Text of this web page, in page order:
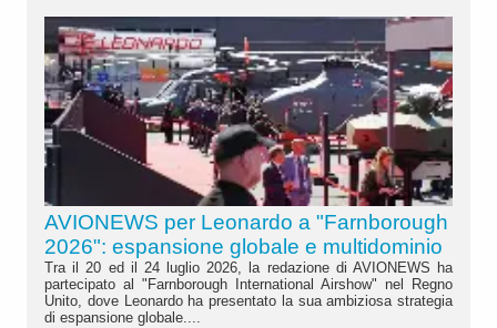
AVIONEWS per Leonardo a "Farnborough
2026": espansione globale e multidominio
Tra il 20 ed il 24 luglio 2026, la redazione di AVIONEWS ha
partecipato al "Farnborough International Airshow" nel Regno
Unito, dove Leonardo ha presentato la sua ambiziosa strategia
di espansione globale....